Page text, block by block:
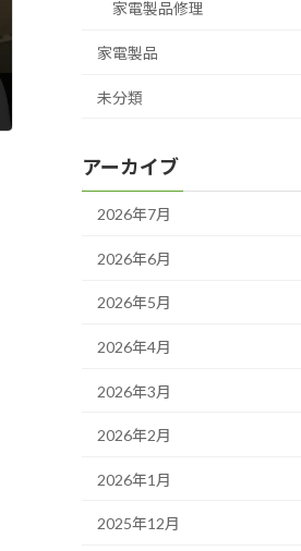
家電製品修理
家電製品
未分類
アーカイブ
2026年7月
2026年6月
2026年5月
2026年4月
2026年3月
2026年2月
2026年1月
2025年12月